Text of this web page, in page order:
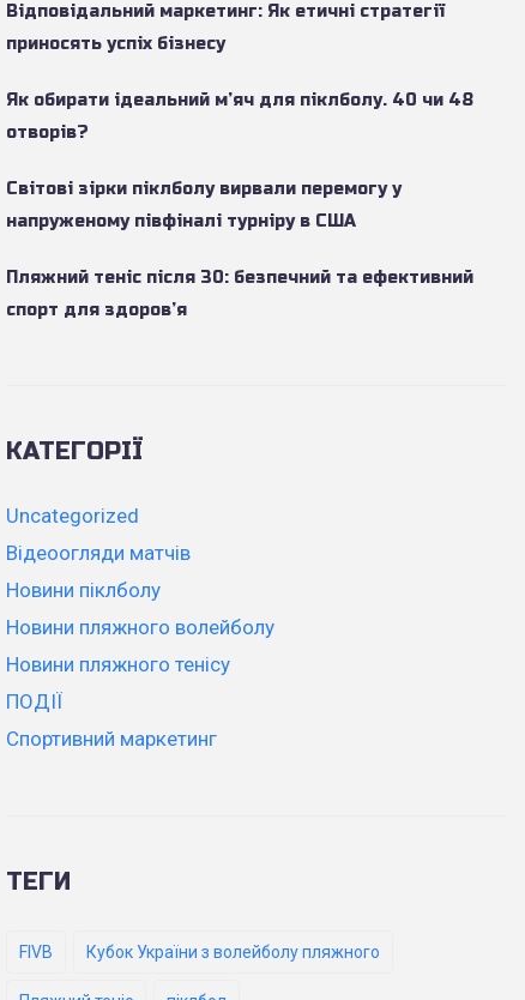
Відповідальний маркетинг: Як етичні стратегії
приносять успіх бізнесу
Як обирати ідеальний м’яч для піклболу. 40 чи 48
отворів?
Світові зірки піклболу вирвали перемогу у
напруженому півфіналі турніру в США
Пляжний теніс після 30: безпечний та ефективний
спорт для здоров’я
КАТЕГОРІЇ
Uncategorized
Відеоогляди матчів
Новини піклболу
Новини пляжного волейболу
Новини пляжного тенісу
ПОДІЇ
Спортивний маркетинг
ТЕГИ
FIVB Кубок України з волейболу пляжного